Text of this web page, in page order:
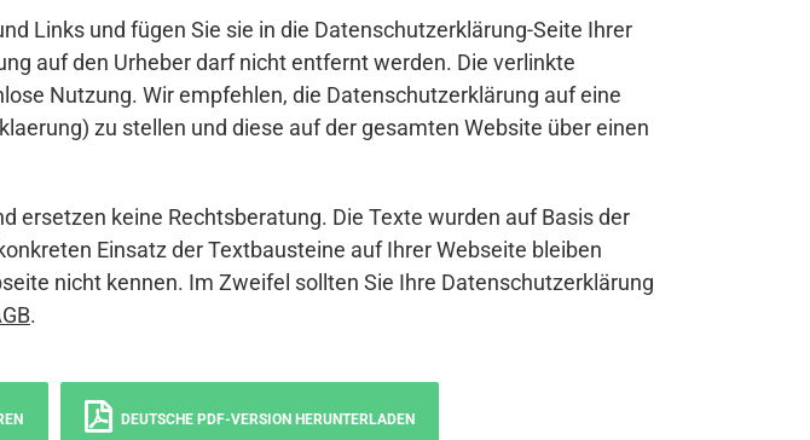
Links und fügen Sie sie in die Datenschutzerklärung-Seite Ihrer
auf den Urheber darf nicht entfernt werden. Die verlinkte
Nutzung. Wir empfehlen, die Datenschutzerklärung auf eine
zu stellen und diese auf der gesamten Website über einen
ersetzen keine Rechtsberatung. Die Texte wurden auf Basis der
Einsatz der Textbausteine auf Ihrer Webseite bleiben
nicht kennen. Im Zweifel sollten Sie Ihre Datenschutzerklärung
.
DEUTSCHE PDF-VERSION HERUNTERLADEN